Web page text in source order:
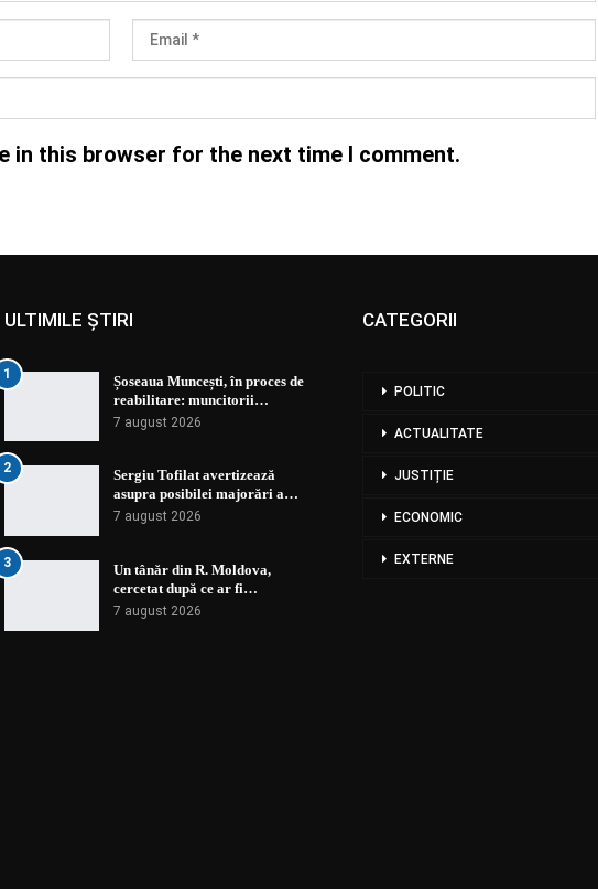
in this browser for the next time I comment.
ULTIMILE ȘTIRI
1
Șoseaua Muncești, în proces de
reabilitare: muncitorii…
7 august 2026
2
Sergiu Tofilat avertizează
asupra posibilei majorări a…
7 august 2026
3
Un tânăr din R. Moldova,
cercetat după ce ar fi…
7 august 2026
CATEGORII
POLITIC
ACTUALITATE
JUSTIȚIE
ECONOMIC
EXTERNE